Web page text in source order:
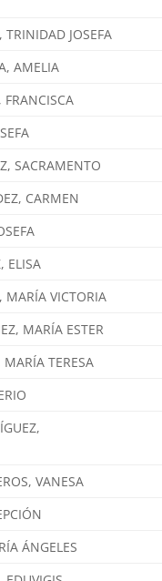
TRINIDAD JOSEFA
AMELIA
SACRAMENTO
CARMEN
ELISA
MARÍA VICTORIA
MARÍA ESTER
MARÍA TERESA
VANESA
ÁNGELES